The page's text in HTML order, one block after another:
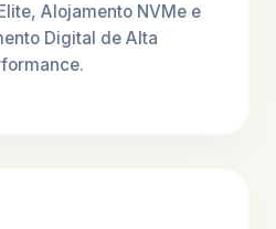
Alojamento NVMe e
Digital de Alta